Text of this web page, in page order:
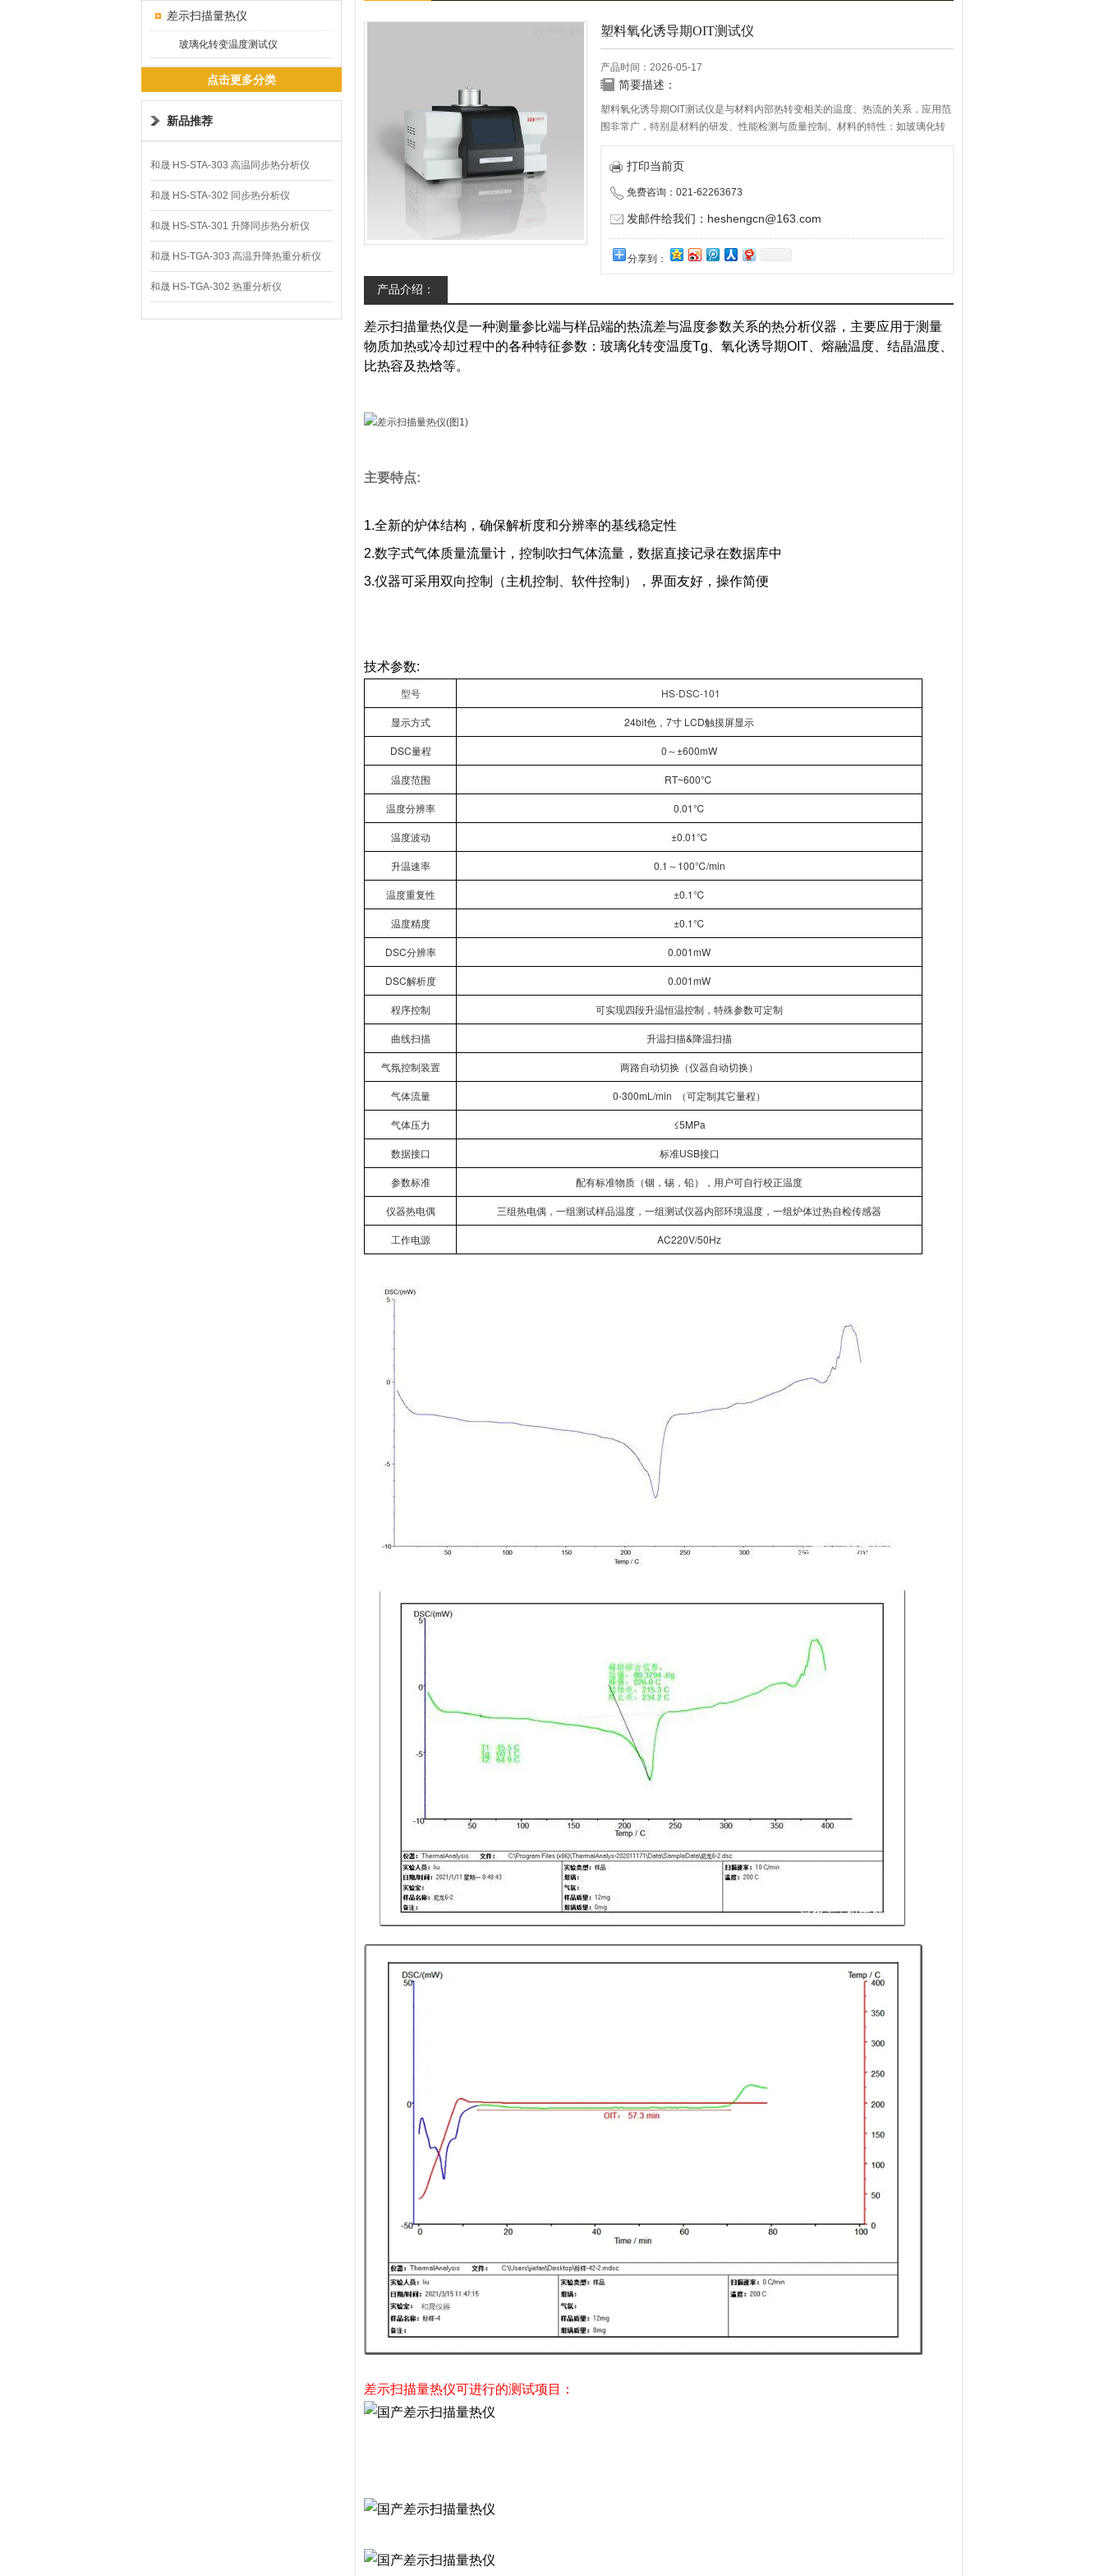
差示扫描量热仪
玻璃化转变温度测试仪
点击更多分类
新品推荐
和晟 HS-STA-303 高温同步热分析仪
和晟 HS-STA-302 同步热分析仪
和晟 HS-STA-301 升降同步热分析仪
和晟 HS-TGA-303 高温升降热重分析仪
和晟 HS-TGA-302 热重分析仪
塑料氧化诱导期OIT测试仪
产品时间：2026-05-17
简要描述：
塑料氧化诱导期OIT测试仪是与材料内部热转变相关的温度、热流的关系，应用范
围非常广，特别是材料的研发、性能检测与质量控制。材料的特性：如玻璃化转
变温度。冷结晶、相转变、熔融、结晶、热稳定性、固化/交联、氧化诱导期等，
都是DSC的研发领域。
打印当前页
免费咨询：021-62263673
发邮件给我们：heshengcn@163.com
分享到：
产品介绍：
差示扫描量热仪是一种测量参比端与样品端的热流差与温度参数关系的热分析仪器，主要应用于测量
物质加热或冷却过程中的各种特征参数：玻璃化转变温度Tg、氧化诱导期OIT、熔融温度、结晶温度、
比热容及热焓等。
主要特点:
1.全新的炉体结构，确保解析度和分辨率的基线稳定性
2.数字式气体质量流量计，控制吹扫气体流量，数据直接记录在数据库中
3.仪器可采用双向控制（主机控制、软件控制），界面友好，操作简便
技术参数:
型号
HS-DSC-101
显示方式 24bit色，7寸 LCD触摸屏显示
DSC量程 0～±600mW
温度范围 RT~600℃
温度分辨率 0.01℃
温度波动 ±0.01℃
升温速率 0.1～100℃/min
温度重复性 ±0.1℃
温度精度 ±0.1℃
DSC分辨率 0.001mW
DSC解析度 0.001mW
程序控制 可实现四段升温恒温控制，特殊参数可定制
曲线扫描 升温扫描&降温扫描
气氛控制装置 两路自动切换（仪器自动切换）
气体流量 0-300mL/min （可定制其它量程）
气体压力 ≤5MPa
数据接口 标准USB接口
参数标准 配有标准物质（铟，锡，铅），用户可自行校正温度
仪器热电偶 三组热电偶，一组测试样品温度，一组测试仪器内部环境温度，一组炉体过热自检传感器
工作电源 AC220V/50Hz
差示扫描量热仪可进行的测试项目：